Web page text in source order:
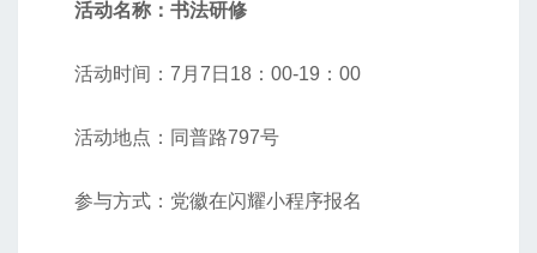
活动名称：书法研修
活动时间：7月7日18：00-19：00
活动地点：同普路797号
参与方式：党徽在闪耀小程序报名